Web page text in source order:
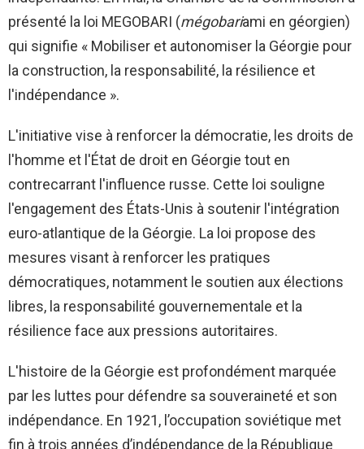
présenté la loi MEGOBARI (mégobariami en géorgien)
qui signifie « Mobiliser et autonomiser la Géorgie pour
la construction, la responsabilité, la résilience et
l'indépendance ».
L'initiative vise à renforcer la démocratie, les droits de
l'homme et l'État de droit en Géorgie tout en
contrecarrant l'influence russe. Cette loi souligne
l'engagement des États-Unis à soutenir l'intégration
euro-atlantique de la Géorgie. La loi propose des
mesures visant à renforcer les pratiques
démocratiques, notamment le soutien aux élections
libres, la responsabilité gouvernementale et la
résilience face aux pressions autoritaires.
L'histoire de la Géorgie est profondément marquée
par les luttes pour défendre sa souveraineté et son
indépendance. En 1921, l’occupation soviétique met
fin à trois années d’indépendance de la République